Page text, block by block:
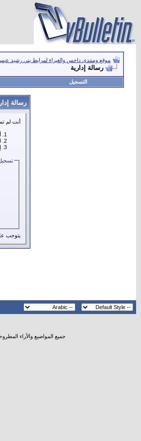
موقع ومنتدى داحس والغبراء لمرابط بني رشيد
رسالة إدارية
التسجيل
رسالة
أنت لم
يتوجب
جميع المواضيع والأراء